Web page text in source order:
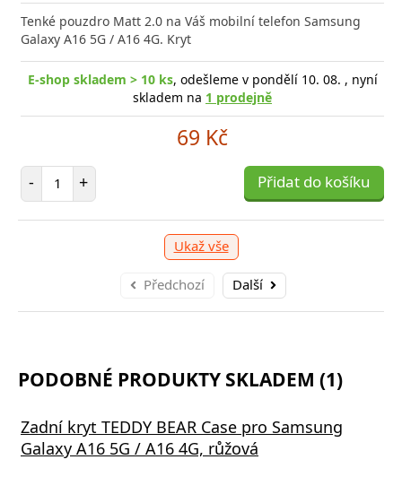
Tenké pouzdro Matt 2.0 na Váš mobilní telefon Samsung
Galaxy A16 5G / A16 4G. Kryt
E-shop skladem > 10 ks, odešleme v pondělí 10. 08. , nyní
skladem na 1 prodejně
69 Kč
- Počet položek
+ Přidat do košíku
Ukaž vše
Předchozí Další
- tvrzené sklo Swissten RE 2,5D pro mobilní
Galaxy A16
skladem 3 ks, odešleme v pondělí 10. 08. , nyní
1 prodejně
+ Přidat do košíku
pro
E-
-
PODOBNÉ PRODUKTY SKLADEM (1)
Zadní kryt TEDDY BEAR Case pro Samsung
Galaxy A16 5G / A16 4G, růžová